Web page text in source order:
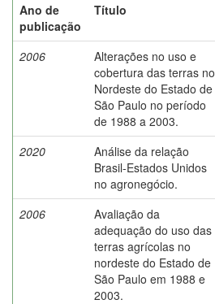
Ano de
publicação
Título
2006
Alterações no uso e
cobertura das terras no
Nordeste do Estado de
São Paulo no período
de 1988 a 2003.
2020
Análise da relação
Brasil-Estados Unidos
no agronegócio.
2006
Avaliação da
adequação do uso das
terras agrícolas no
nordeste do Estado de
São Paulo em 1988 e
2003.